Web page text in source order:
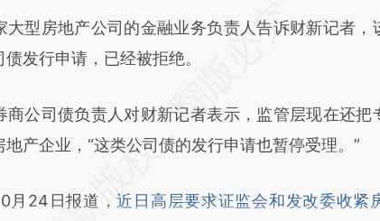
房地产公司的金融业务负责人告诉财新记者，
发行申请，已经被拒绝。
司债负责人对财新记者表示，监管层现在还把
产企业，“这类公司债的发行申请也暂停受理。”
24日报道，近日高层要求证监会和发改委收紧